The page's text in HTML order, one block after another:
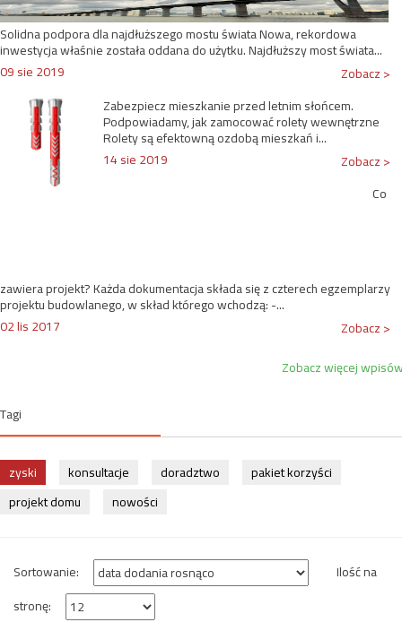
Solidna podpora dla najdłuższego mostu świata Nowa, rekordowa
inwestycja właśnie została oddana do użytku. Najdłuższy most świata...
09 sie 2019
Zobacz >
Zabezpiecz mieszkanie przed letnim słońcem.
Podpowiadamy, jak zamocować rolety wewnętrzne
Rolety są efektowną ozdobą mieszkań i...
14 sie 2019
Zobacz >
Co
zawiera projekt? Każda dokumentacja składa się z czterech egzemplarzy
projektu budowlanego, w skład którego wchodzą: -...
02 lis 2017
Zobacz >
Zobacz więcej
Tagi
zyski konsultacje doradztwo
pakiet korzyści
projekt domu
nowości
Sortowanie:
Ilość na
stronę: